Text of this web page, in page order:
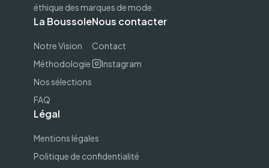
éthique des marques de mode.
La Boussole
Notre Vision
Méthodologie
Nos sélections
FAQ
Nous contacter
Contact
Instagram
Légal
Mentions légales
Politique de confidentialité